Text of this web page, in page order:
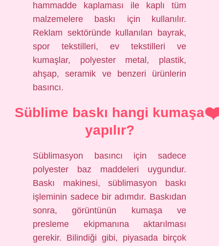
hammadde kaplaması ile kaplı tüm
malzemelere baskı için kullanılır.
Reklam sektöründe kullanılan bayrak,
spor tekstilleri, ev tekstilleri ve
kumaşlar, polyester metal, plastik,
ahşap, seramik ve benzeri ürünlerin
basıncı.
Süblime baskı hangi kumaşa
yapılır?
Süblimasyon basıncı için sadece
polyester baz maddeleri uygundur.
Baskı makinesi, süblimasyon baskı
işleminin sadece bir adımdır. Baskıdan
sonra, görüntünün kumaşa ve
presleme ekipmanına aktarılması
gerekir. Bilindiği gibi, piyasada birçok